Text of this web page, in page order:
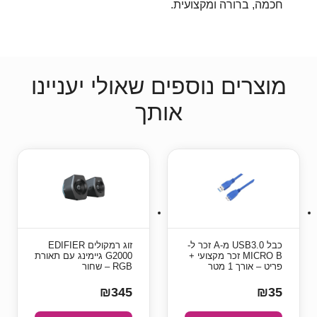
חכמה, ברורה ומקצועית.
מוצרים נוספים שאולי יעניינו
אותך
כבל USB3.0 מ-A זכר ל-
MICRO B זכר מקצועי +
פריט – אורך 1 מטר
₪35
זוג רמקולים EDIFIER
G2000 גיימינג עם תאורת
RGB – שחור
₪345